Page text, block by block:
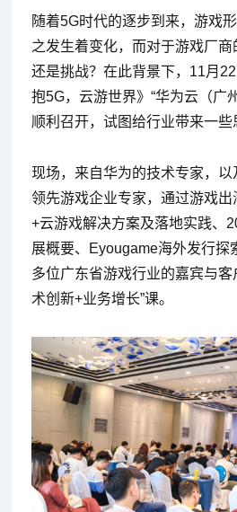
随着5G时代的逐步到来，游戏
之发生着变化，而对于游戏厂
还是挑战？在此背景下，11月
抱5G，云游世界》“华为云（广
顺利召开，试图给行业带来一些
现场，来自华为的技术专家，以
领先游戏企业专家，通过游戏
+云游戏解决方案及落地实践、
展概要、Eyougame海外发行探
多位广东省游戏行业的嘉宾与客
术创新+业务增长”课。